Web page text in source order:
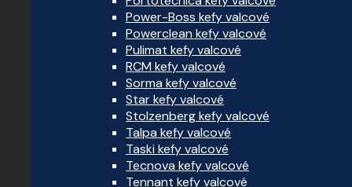
Power-Boss kefy valcové
Powerclean kefy valcové
Pulimat kefy valcové
RCM kefy valcové
Sorma kefy valcové
Star kefy valcové
Stolzenberg kefy valcové
Talpa kefy valcové
Taski kefy valcové
Tecnova kefy valcové
Tennant kefy valcové